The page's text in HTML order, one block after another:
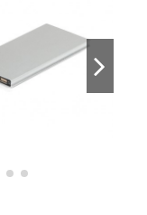
Power Bank